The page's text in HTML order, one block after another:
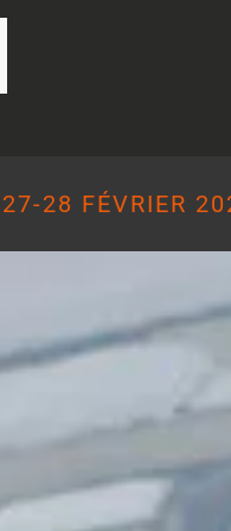
27-28 FÉVRIER